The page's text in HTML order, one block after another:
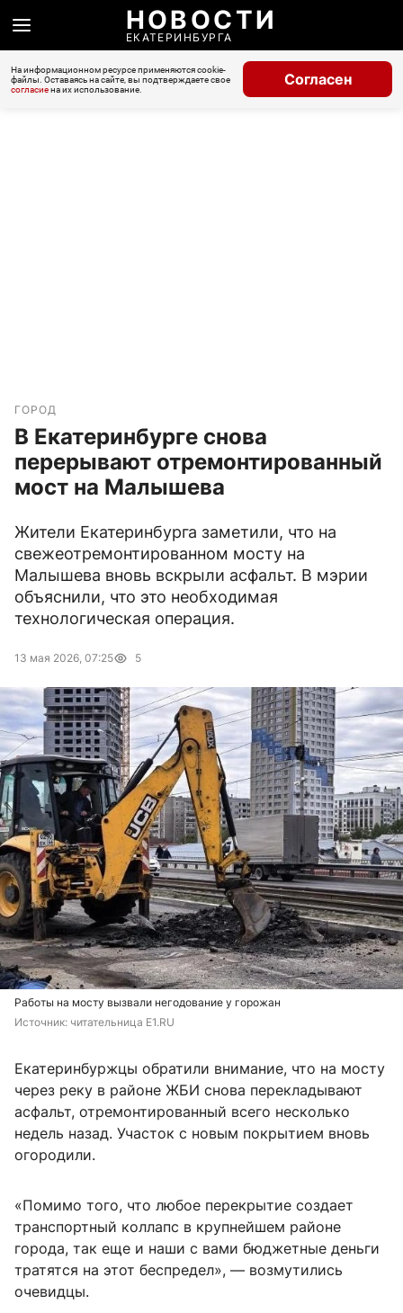
НОВОСТИ
ЕКАТЕРИНБУРГА
На информационном ресурсе применяются cookie-
файлы. Оставаясь на сайте, вы подтверждаете свое
согласиена их использование.
Согласен
ГОРОД
В Екатеринбурге снова
перерывают отремонтированный
мост на Малышева
Жители Екатеринбурга заметили, что на
свежеотремонтированном мосту на
Малышева вновь вскрыли асфальт. В мэрии
объяснили, что это необходимая
технологическая операция.
13 мая 2026, 07:25 5
Работы на мосту вызвали негодование у горожан
Источник: читательница E1.RU
Екатеринбуржцы обратили внимание, что на мосту
через реку в районе ЖБИ снова перекладывают
асфальт, отремонтированный всего несколько
недель назад. Участок с новым покрытием вновь
огородили.
«Помимо того, что любое перекрытие создает
транспортный коллапс в крупнейшем районе
города, так еще и наши с вами бюджетные деньги
тратятся на этот беспредел», — возмутились
очевидцы.